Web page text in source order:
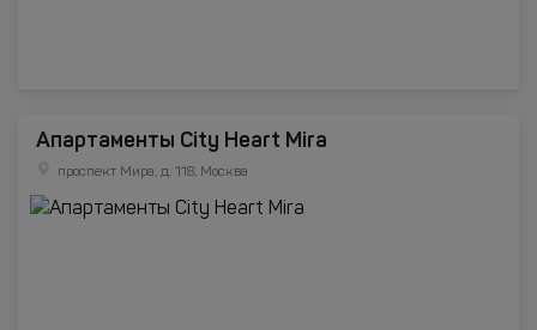
Апартаменты City Heart Mira
проспект Мира, д. 118, Москва